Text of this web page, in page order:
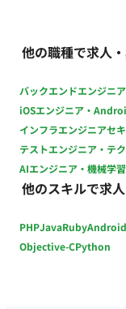
他の職種で求人
バックエンドエンジニア
iOSエンジニア・
インフラエンジニアセ
テストエンジニア・テ
AIエンジニア・機械学
他のスキルで求
PHPJavaRuby
Objective-CPython